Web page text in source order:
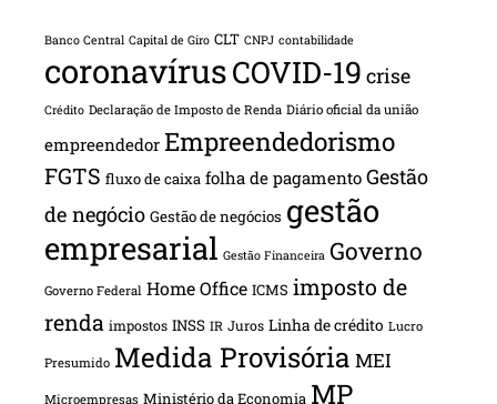
Banco Central Capital de Giro CLT CNPJ contabilidade
coronavírusCOVID-19 crise
Crédito Declaração de Imposto de Renda Diário oficial da união
empreendedor Empreendedorismo
FGTS fluxo de caixa folha de pagamento Gestão
de negócio Gestão de negócios gestão
empresarial Gestão Financeira Governo
Governo Federal Home Office ICMS imposto de
renda impostos INSS IR Juros Linha de crédito Lucro
Presumido Medida Provisória MEI
Microempresas Ministério da Economia MP